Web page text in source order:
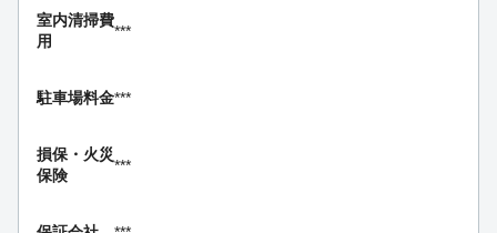
室内清掃費
用
***
駐車場料金***
損保・ 火災
保険
***